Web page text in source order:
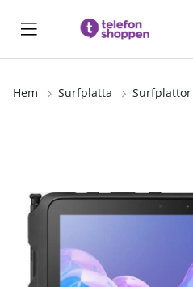
Hem Surfplatta Surfplattor